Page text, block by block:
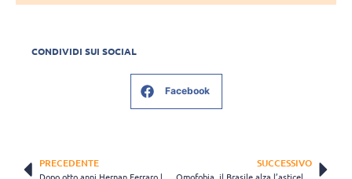
CONDIVIDI SUI SOCIAL
Facebook
PRECEDENTE SUCCESSIVO